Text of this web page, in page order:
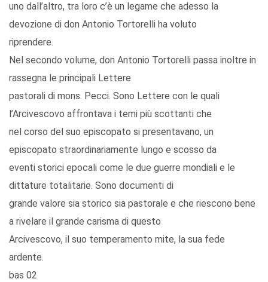
uno dall’altro, tra loro c’è un legame che adesso la
devozione di don Antonio Tortorelli ha voluto
riprendere.
Nel secondo volume, don Antonio Tortorelli passa inoltre in
rassegna le principali Lettere
pastorali di mons. Pecci. Sono Lettere con le quali
l’Arcivescovo affrontava i temi più scottanti che
nel corso del suo episcopato si presentavano, un
episcopato straordinariamente lungo e scosso da
eventi storici epocali come le due guerre mondiali e le
dittature totalitarie. Sono documenti di
grande valore sia storico sia pastorale e che riescono bene
a rivelare il grande carisma di questo
Arcivescovo, il suo temperamento mite, la sua fede
ardente.
bas 02